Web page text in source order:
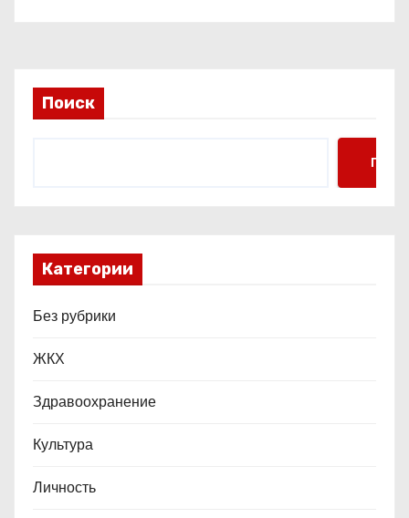
п
и
м
Поиск
Поиск
Категории
Без рубрики
ЖКХ
Здравоохранение
Культура
Личность